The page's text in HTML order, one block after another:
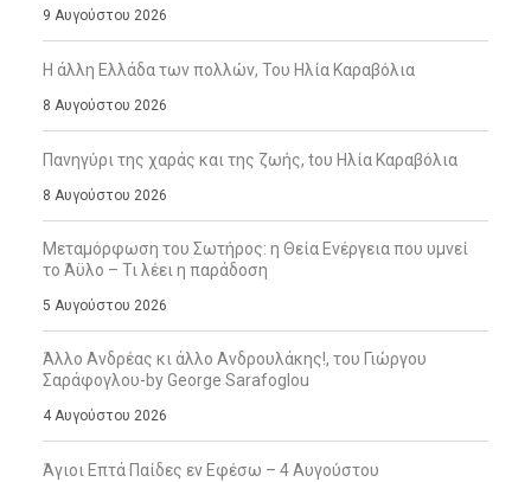
9 Αυγούστου 2026
Η άλλη Ελλάδα των πολλών, Του Ηλία Καραβόλια
8 Αυγούστου 2026
Πανηγύρι της χαράς και της ζωής, tου Ηλία Καραβόλια
8 Αυγούστου 2026
Μεταμόρφωση του Σωτήρος: η Θεία Ενέργεια που υμνεί
το Άϋλο – Τι λέει η παράδοση
5 Αυγούστου 2026
Άλλο Ανδρέας κι άλλο Ανδρουλάκης!, του Γιώργου
Σαράφογλου-by George Sarafoglou
4 Αυγούστου 2026
Άγιοι Επτά Παίδες εν Εφέσω – 4 Αυγούστου